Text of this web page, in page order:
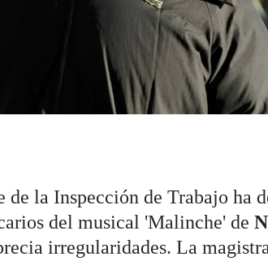
de la Inspección de Trabajo ha
del musical 'Malinche' de
irregularidades. La